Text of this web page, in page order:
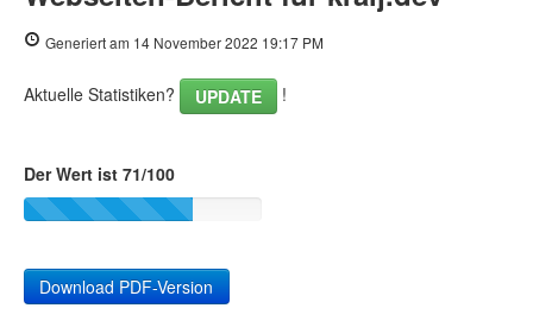
Generiert am 14 November 2022 19:17 PM
Aktuelle Statistiken? UPDATE !
Der Wert ist 71/100
Download PDF-Version